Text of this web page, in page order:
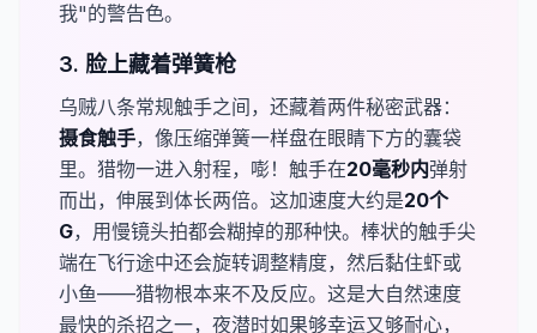
我"的警告色。
3. 脸上藏着弹簧枪
乌贼八条常规触手之间，还藏着两件秘密武器：
摄食触手​，像压缩弹簧一样盘在眼睛下方的囊袋
里。猎物一进入射程，嘭！触手在20毫秒内​​弹射
而出，伸展到体长两倍。这加速度大约是20个
G，用慢镜头拍都会糊掉的那种快。棒状的触手尖
端在飞行途中还会旋转调整精度，然后黏住虾或
小鱼——猎物根本来不及反应。这是大自然速度
最快的杀招之一，夜潜时如果够幸运又够耐心，